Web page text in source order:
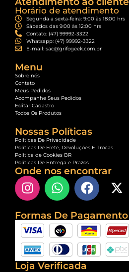
Horário de atendimento
Segunda a sexta-feira: 9:00 às 18:00 hrs
Sábados das 9:00 às 12:00 hrs
Contato: (47) 99992-3322
Whatsapp: (47) 99992-3322
E-mail: sac@grifogeek.com.br
Menu
Sobre nós
Contato
Meus Pedidos
Acompanhe Seus Pedidos
Editar Cadastro
Todos Os Produtos
Nossas Políticas
Políticas De Privacidade
Políticas De Frete, Devoluções E Trocas
Política de Cookies BR
Políticas De Entrega e Prazos
Onde nos encontrar
Formas De Pagamento
Loja Verificada